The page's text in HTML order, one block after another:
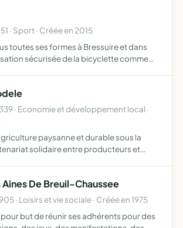
· Sport · Créée en 2015
toutes ses formes à Bressuire et dans
sécurisée de la bicyclette comme
· Economie et développement local ·
paysanne et durable sous la
solidaire entre producteurs et
De Breuil-Chaussee
· Loisirs et vie sociale · Créée en 1975
but de réunir ses adhérents pour des